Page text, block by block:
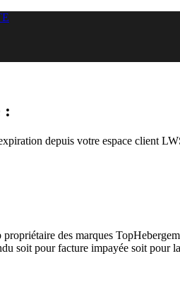
:
depuis votre espace client
des marques
soit pour facture impayée soit pour